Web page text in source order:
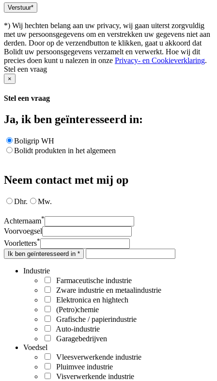
*) Wij hechten belang aan uw privacy, wij gaan uiterst zorgvuldig
met uw persoonsgegevens om en verstrekken uw gegevens niet aan
derden. Door op de verzendbutton te klikken, gaat u akkoord dat
Bolidt uw persoonsgegevens verzamelt en verwerkt. Hoe wij dit
precies doen kunt u nalezen in onze Privacy- en Cookieverklaring.
Stel een vraag
×
Stel een vraag
Ja, ik ben geïnteresseerd in:
Boligrip WH
Bolidt produkten in het algemeen
Neem contact met mij op
Dhr. Mw.
Achternaam*
Voorvoegsel
Voorletters*
Ik ben geïnteresseerd in *
Industrie
Farmaceutische industrie
Zware industrie en metaalindustrie
Elektronica en hightech
(Petro)chemie
Grafische / papierindustrie
Auto-industrie
Garagebedrijven
Voedsel
Vleesverwerkende industrie
Pluimvee industrie
Visverwerkende industrie